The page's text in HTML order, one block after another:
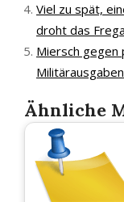
Viel zu spät,
droht das
Miersch gegen
Militärausgaben
Ähnliche